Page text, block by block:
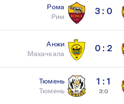
Рома
Рим
3 : 0
Анжи
Махачкала
0 : 2
Тюмень
Тюмень
1 : 1
3:0